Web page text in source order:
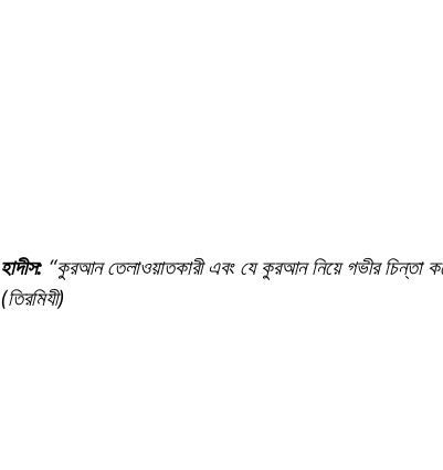
হাদীস: “কুরআন তেলাওয়াতকারী এবং যে কুরআন নিয়ে গভীর চিন্তা
(তিরমিযী)